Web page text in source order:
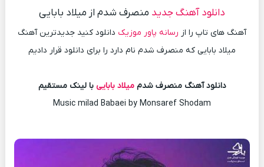
دانلود آهنگ جدید منصرف شدم از میلاد بابایی
آهنگ های تاپ را از رسانه پاور موزیک دانلود کنید جدیدترین آهنگ
میلاد بابایی که منصرف شدم نام دارد را برای دانلود قرار دادیم
دانلود آهنگ منصرف شدممیلاد بابایی با لینک مستقیم
Music milad Babaei by Monsaref Shodam